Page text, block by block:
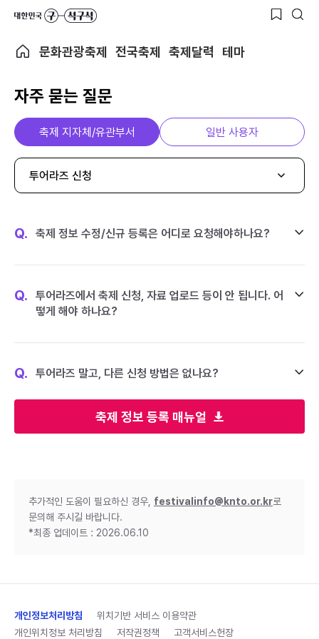
문화관광축제 전국축제 축제달력 테마
자주 묻는 질문
축제 정보 등록 매뉴얼
축제 지자체/유관부서 일반 사용자
투어라즈 신청
Q. 축제 정보 수정/신규 등록은 어디로 요청해야하나요?
Q.
투어라즈에서 축제 신청, 자료 업로드 등이 안 됩니다. 어
떻게 해야 하나요?
Q. 투어라즈 말고, 다른 신청 방법은 없나요?
추가적인 도움이 필요하신 경우, festivalinfo@knto.or.kr로
문의해 주시길 바랍니다.
*최종 업데이트 : 2026.06.10
개인정보처리방침
위치기반 서비스 이용약관
개인위치정보 처리방침
저작권정책 고객서비스헌장